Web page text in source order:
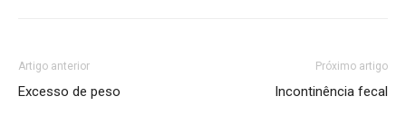
Artigo anterior
Excesso de peso
Próximo artigo
Incontinência fecal